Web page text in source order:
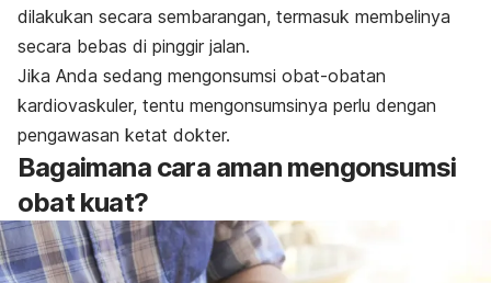
dilakukan secara sembarangan, termasuk membelinya
secara bebas di pinggir jalan.
Jika Anda sedang mengonsumsi obat-obatan
kardiovaskuler, tentu mengonsumsinya perlu dengan
pengawasan ketat dokter.
Bagaimana cara aman mengonsumsi
obat kuat?